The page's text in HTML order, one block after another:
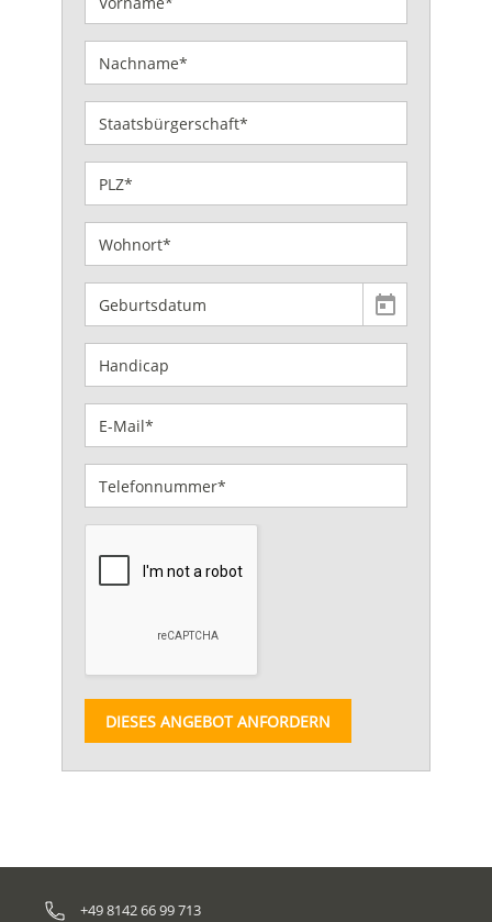
DIESES ANGEBOT ANFORDERN
+49 8142 66 99 713